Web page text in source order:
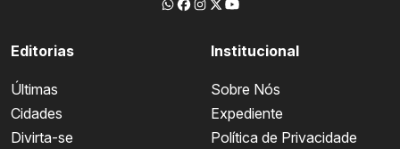
Editorias
Últimas
Cidades
Divirta-se
Institucional
Sobre Nós
Expediente
Política de Privacidade